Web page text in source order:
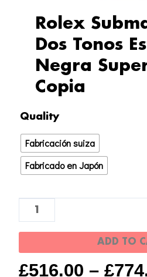
Rolex
Dos Tonos
Negra
Copia
£516.00 – £
Quality
Fabricación suiza
Fabricado en Japón
Rolex
Dos
Tonos
Esfera
Negra
Super
Replica
quantity
ADD TO